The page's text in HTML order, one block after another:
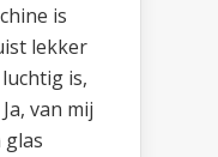
is
lekker
is,
van mij
glas